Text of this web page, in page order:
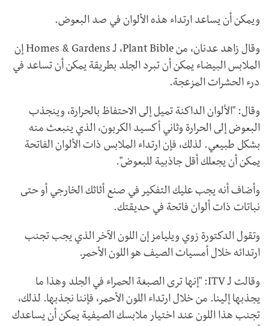
ويمكن أن يساعد ارتداء هذه الألوان في صد البعوض.
وقال زاهد عدنان، منPlant Bible، لـHomes & Gardensإن
الملابس البيضاء يمكن أن تبرد الجلد بطريقة يمكن أن تساعد في
درء الحشرات المزعجة.
وقال: "الألوان الداكنة تميل إلى الاحتفاظ بالحرارة، وينجذب
البعوض إلى الحرارة وثاني أكسيد الكربون، الذي ينبعث منه
بشكل طبيعي. لذلك، فإن ارتداء الملابس ذات الألوان الفاتحة
يمكن أن يجعلك أقل جاذبية للبعوض".
وأضاف أنه يجب عليك التفكير في صنع أثاثك الخارجي أو حتى
نباتات ذات ألوان فاتحة في حديقتك.
وتقول الدكتورة زوي ويليامز إن اللون الآخر الذي يجب تجنب
ارتدائه خلال أمسيات الصيف هو اللون الأحمر.
وقالت لـITV: "إنها ترى الصبغة الحمراء في الجلد وهذا ما
يجذبها إلينا. من خلال ارتداء اللون الأحمر، فإننا نجذبها. لذلك،
تجنب هذا اللون عند اختيار ملابسك الصيفية يمكن أن يساعدك